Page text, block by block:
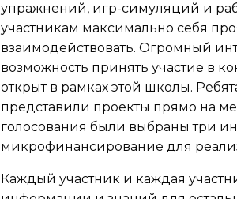
упражнений, игр-симуляций и
участникам максимально себя
взаимодействовать. Огромный
возможность принять участие в
открыт в рамках этой школы.
представили проекты прямо на
голосования были выбраны три
микрофинансирование для
Каждый участник и каждая